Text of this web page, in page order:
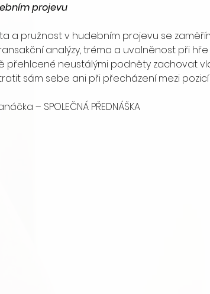
projevu
a pružnost v hudebním projevu se
analýzy, tréma a uvolněnost při
přehlcené neustálými podněty zachovat
sám sebe ani při přecházení mezi
– SPOLEČNÁ PŘEDNÁŠKA